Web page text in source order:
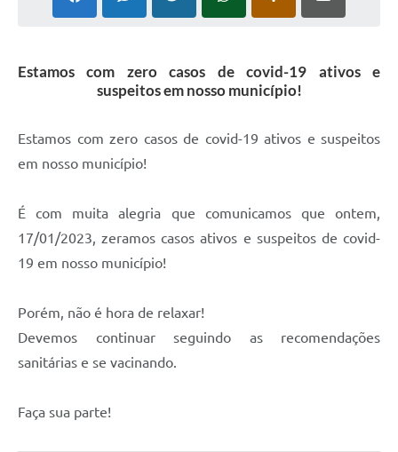
Estamos com zero casos de covid-19 ativos e
suspeitos em nosso município!
Estamos com zero casos de covid-19 ativos e suspeitos
em nosso município!
É com muita alegria que comunicamos que ontem,
17/01/2023, zeramos casos ativos e suspeitos de covid-
19 em nosso município!
Porém, não é hora de relaxar!
Devemos continuar seguindo as recomendações
sanitárias e se vacinando.
Faça sua parte!